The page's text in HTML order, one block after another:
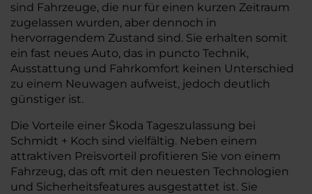
sind Fahrzeuge, die nur für einen kurzen Zeitraum
zugelassen wurden, aber dennoch in
hervorragendem Zustand sind. Sie erhalten somit
ein fast neues Auto, das in puncto Technik,
Ausstattung und Fahrkomfort keinen Unterschied
zu einem Neuwagen aufweist, jedoch deutlich
günstiger ist.
Die Vorteile einer Škoda Tageszulassung bei
Schmidt + Koch sind vielfältig. Neben einem
attraktiven Preisvorteil profitieren Sie von einem
Fahrzeug, das oft mit den neuesten Technologien
und Sicherheitsfeatures ausgestattet ist. Sie